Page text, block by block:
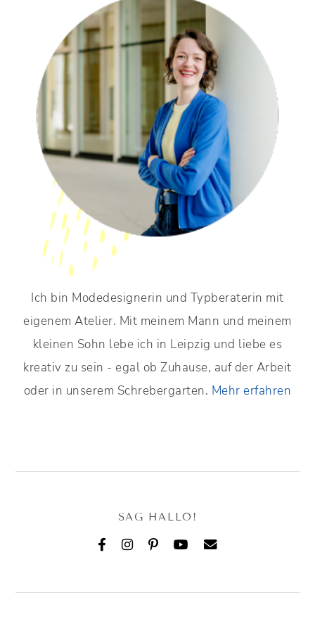
Ich bin Modedesignerin und Typberaterin mit
eigenem Atelier. Mit meinem Mann und meinem
kleinen Sohn lebe ich in Leipzig und liebe es
kreativ zu sein - egal ob Zuhause, auf der Arbeit
oder in unserem Schrebergarten. Mehr erfahren
SAG HALLO!